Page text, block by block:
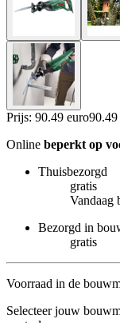
Prijs: 90.49 euro90.49
Online beperkt op
Thuisbezorgd
gratis
Vandaag
Bezorgd in
gratis
Voorraad in de
Selecteer jouw